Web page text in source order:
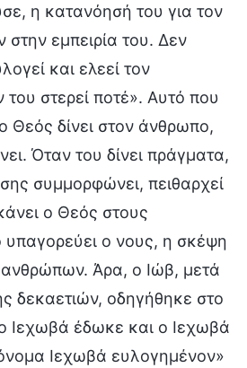
η κατανόησή του για τον
στην εμπειρία του. Δεν
και ελεεί τον
στερεί ποτέ». Αυτό που
Θεός δίνει στον άνθρωπο,
Όταν του δίνει πράγματα,
συμμορφώνει, πειθαρχεί
ο Θεός στους
ο νους, η σκέψη
Άρα, ο Ιώβ, μετά
δεκαετιών, οδηγήθηκε στο
Ιεχωβά έδωκε και ο Ιεχωβά
Ιεχωβά ευλογημένον»